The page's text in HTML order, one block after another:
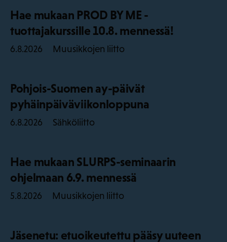
Hae mukaan PROD BY ME -
tuottajakurssille 10.8. mennessä!
6.8.2026 Muusikkojen liitto
Pohjois-Suomen ay-päivät
pyhäinpäiväviikonloppuna
6.8.2026 Sähköliitto
Hae mukaan SLURPS-seminaarin
ohjelmaan 6.9. mennessä
5.8.2026 Muusikkojen liitto
Jäsenetu: etuoikeutettu pääsy uuteen